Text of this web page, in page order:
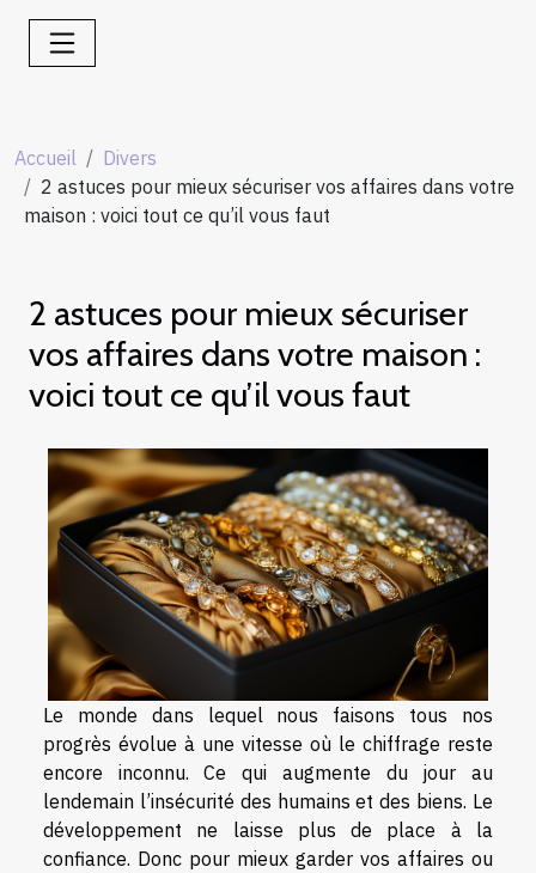
Accueil
Divers
2 astuces pour mieux sécuriser vos affaires dans votre
maison : voici tout ce qu’il vous faut
2 astuces pour mieux sécuriser
vos affaires dans votre maison :
voici tout ce qu’il vous faut
Le monde dans lequel nous faisons tous nos
progrès évolue à une vitesse où le chiffrage reste
encore inconnu. Ce qui augmente du jour au
lendemain l’insécurité des humains et des biens. Le
développement ne laisse plus de place à la
confiance. Donc pour mieux garder vos affaires ou